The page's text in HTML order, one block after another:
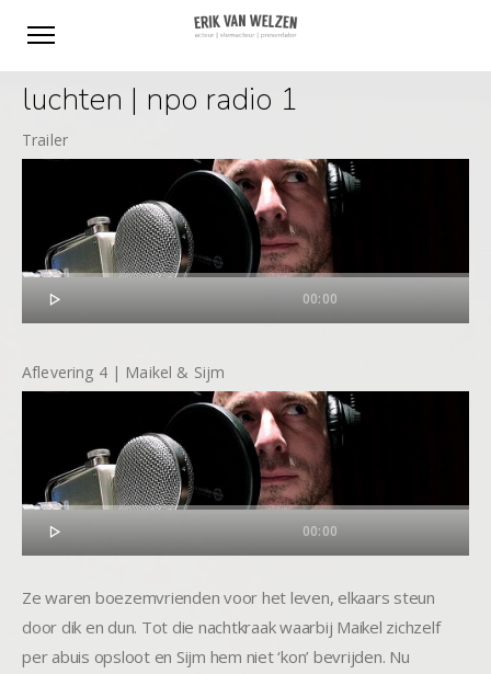
luchten | npo radio 1
Trailer
 00:00
Aflevering 4 | Maikel & Sijm
 00:00
Ze waren boezemvrienden voor het leven, elkaars steun
door dik en dun. Tot die nachtkraak waarbij Maikel zichzelf
per abuis opsloot en Sijm hem niet ‘kon’ bevrijden. Nu